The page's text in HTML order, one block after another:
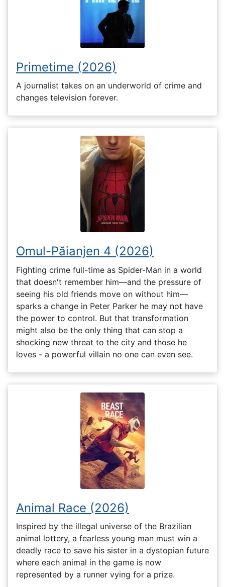
Primetime (2026)
A journalist takes on an underworld of crime and
changes television forever.
Omul-Păianjen 4 (2026)
Fighting crime full-time as Spider-Man in a world
that doesn't remember him—and the pressure of
seeing his old friends move on without him—
sparks a change in Peter Parker he may not have
the power to control. But that transformation
might also be the only thing that can stop a
shocking new threat to the city and those he
loves - a powerful villain no one can even see.
Animal Race (2026)
Inspired by the illegal universe of the Brazilian
animal lottery, a fearless young man must win a
deadly race to save his sister in a dystopian future
where each animal in the game is now
represented by a runner vying for a prize.